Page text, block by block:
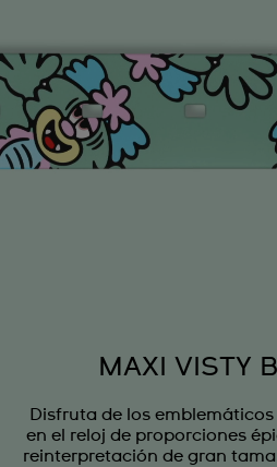
MAXI VISTY
Disfruta de los emblemáticos
en el reloj de proporciones
reinterpretación de gran